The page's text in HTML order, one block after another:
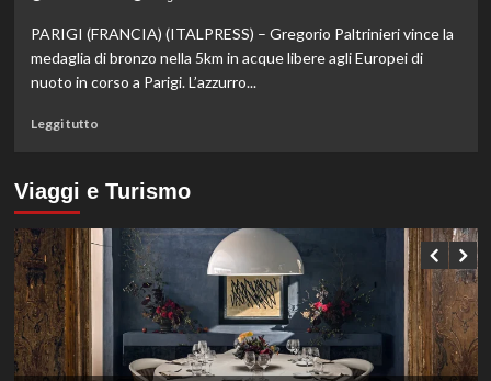
il
bronzo
europeo
squadre
PARIGI (FRANCIA) (ITALPRESS) – Gregorio Paltrinieri vince la
medaglia di bronzo nella 5km in acque libere agli Europei di
nuoto in corso a Parigi. L’azzurro...
Leggi tuttoLeggi
su
Paltrinieri
di
bronzo
nella
fondo
agli
Viaggi e Turismo